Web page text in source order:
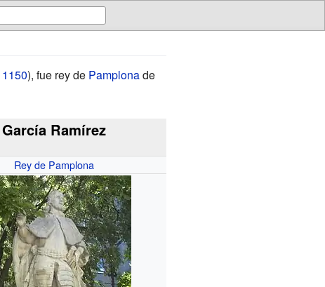
1150), fue rey de Pamplonade
García Ramírez
Rey de Pamplona